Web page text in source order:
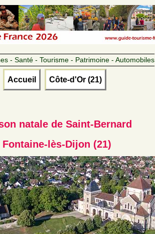
- Santé - Tourisme - Patrimoine - Automobiles
Accueil Côte-d'Or (21)
natale de Saint-Bernard
Fontaine-lès-Dijon (21)